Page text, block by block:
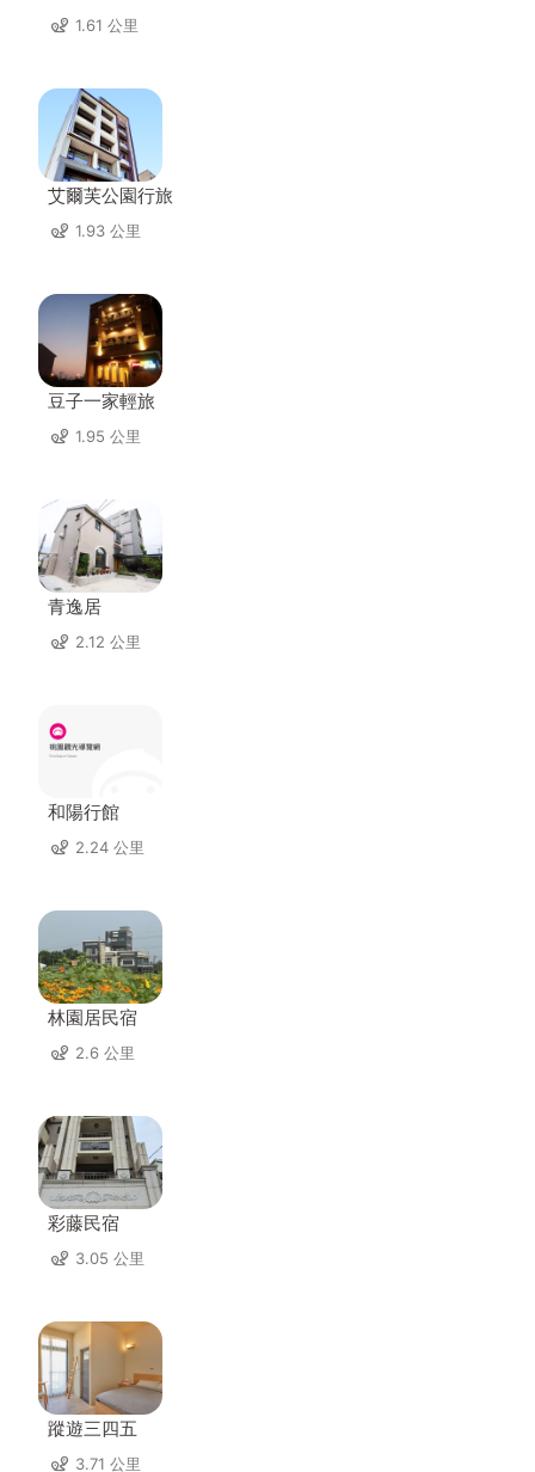
1.61 公里
艾爾芙公園行旅
1.93 公里
豆子一家輕旅
1.95 公里
青逸居
2.12 公里
和陽行館
2.24 公里
林園居民宿
2.6 公里
彩藤民宿
3.05 公里
蹤遊三四五
3.71 公里